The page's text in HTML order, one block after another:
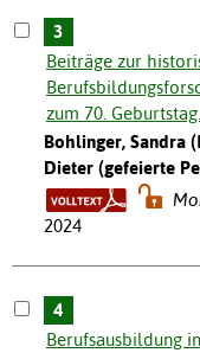
3
Beiträge zur
zum 70. Geburtstag.
Bohlinger, Sandra
Dieter (gefeierte
2024
4
Berufsausbildung